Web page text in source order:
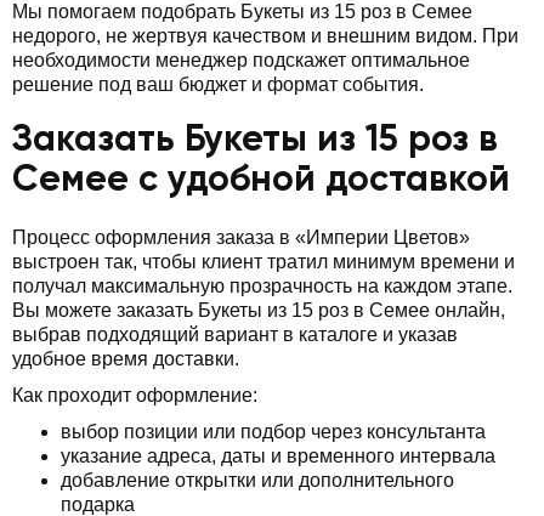
Мы помогаем подобрать Букеты из 15 роз в Семее
недорого, не жертвуя качеством и внешним видом. При
необходимости менеджер подскажет оптимальное
решение под ваш бюджет и формат события.
Заказать Букеты из 15 роз в
Семее с удобной доставкой
Процесс оформления заказа в «Империи Цветов»
выстроен так, чтобы клиент тратил минимум времени и
получал максимальную прозрачность на каждом этапе.
Вы можете заказать Букеты из 15 роз в Семее онлайн,
выбрав подходящий вариант в каталоге и указав
удобное время доставки.
Как проходит оформление:
выбор позиции или подбор через консультанта
указание адреса, даты и временного интервала
добавление открытки или дополнительного
подарка